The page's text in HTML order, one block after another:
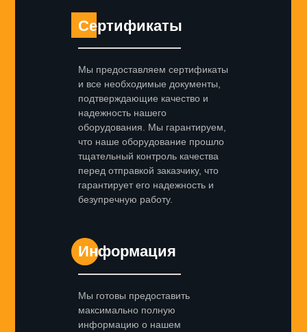
Мы предоставляем сертификаты
и все необходимые документы,
подтверждающие качество и
надежность нашего
оборудования. Мы гарантируем,
что наше оборудование прошло
тщательный контроль качества
перед отправкой заказчику, что
гарантирует его надежность и
безупречную работу.
Мы готовы предоставить
максимально полную
информацию о нашем
Сертификаты
Информация